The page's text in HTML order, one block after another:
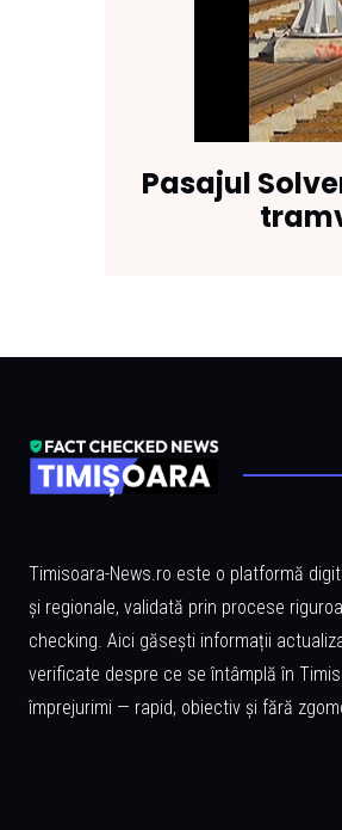
Pasajul
Timisoara-News.ro este o platformă
și regionale, validată prin procese
checking. Aici găsești informații
verificate despre ce se întâmplă în
împrejurimi — rapid, obiectiv și fără